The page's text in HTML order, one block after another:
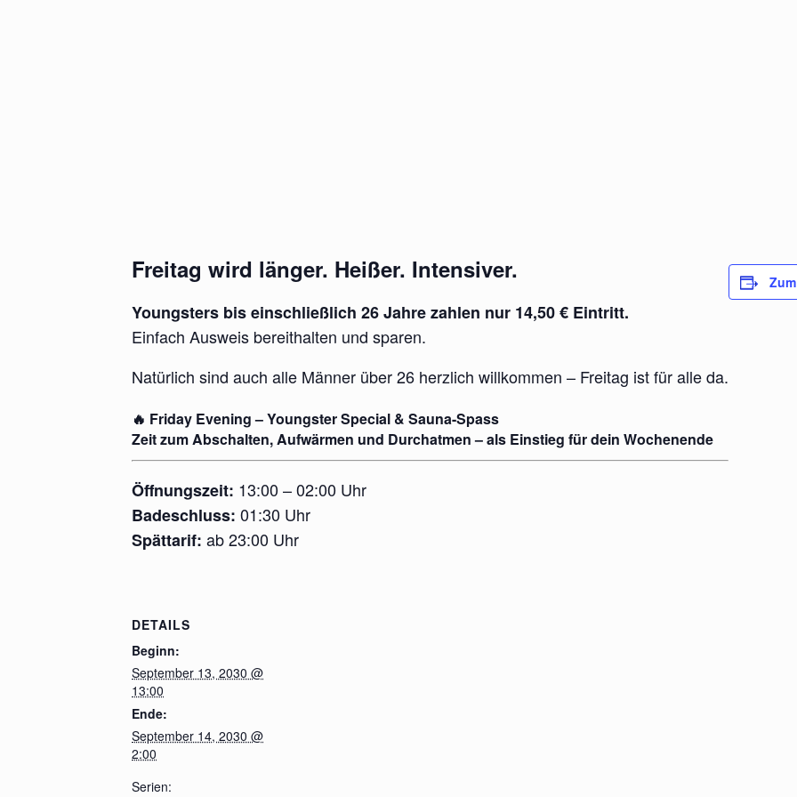
Freitag wird länger. Heißer. Intensiver.
Youngsters bis einschließlich 26 Jahre zahlen nur 14,50 € Eintritt.
Einfach Ausweis bereithalten und sparen.
Natürlich sind auch alle Männer über 26 herzlich willkommen – Freitag ist für alle da.
🔥 Friday Evening – Youngster Special & Sauna-Spass
Zeit zum Abschalten, Aufwärmen und Durchatmen – als Einstieg für dein Wochenende
Öffnungszeit: 13:00 – 02:00 Uhr
Badeschluss: 01:30 Uhr
Spättarif: ab 23:00 Uhr
DETAILS
Beginn:
September 13, 2030 @
13:00
Ende:
September 14, 2030 @
2:00
Serien: